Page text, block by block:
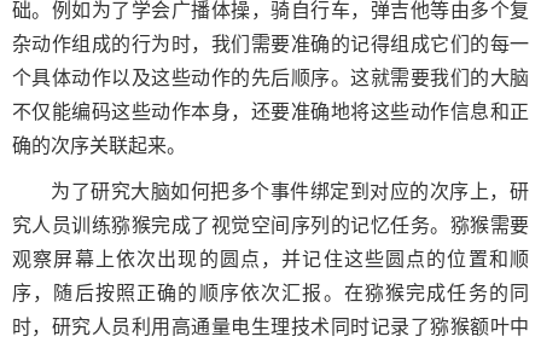
础。例如为了学会广播体操，骑自行车，弹吉他等由多个复
杂动作组成的行为时，我们需要准确的记得组成它们的每一
个具体动作以及这些动作的先后顺序。这就需要我们的大脑
不仅能编码这些动作本身，还要准确地将这些动作信息和正
确的次序关联起来。
为了研究大脑如何把多个事件绑定到对应的次序上，研
究人员训练猕猴完成了视觉空间序列的记忆任务。猕猴需要
观察屏幕上依次出现的圆点，并记住这些圆点的位置和顺
序，随后按照正确的顺序依次汇报。在猕猴完成任务的同
时，研究人员利用高通量电生理技术同时记录了猕猴额叶中